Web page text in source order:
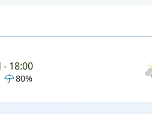
- 18:00
80%